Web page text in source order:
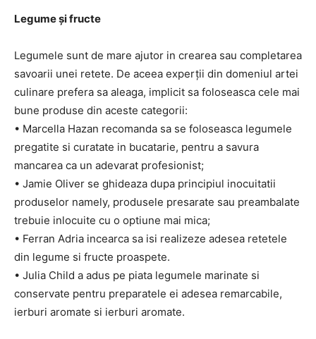
Legume și fructe
Legumele sunt de mare ajutor in crearea sau completarea
savoarii unei retete. De aceea experții din domeniul artei
culinare prefera sa aleaga, implicit sa foloseasca cele mai
bune produse din aceste categorii:
• Marcella Hazan recomanda sa se foloseasca legumele
pregatite si curatate in bucatarie, pentru a savura
mancarea ca un adevarat profesionist;
• Jamie Oliver se ghideaza dupa principiul inocuitatii
produselor namely, produsele presarate sau preambalate
trebuie inlocuite cu o optiune mai mica;
• Ferran Adria incearca sa isi realizeze adesea retetele
din legume si fructe proaspete.
• Julia Child a adus pe piata legumele marinate si
conservate pentru preparatele ei adesea remarcabile,
ierburi aromate si ierburi aromate.